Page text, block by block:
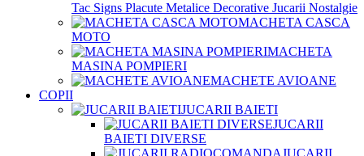
Tac Signs Placute Metalice Decorative Jucarii Nostalgie
MACHETA CASCA
MOTO
MACHETA
MASINA POMPIERI
MACHETE AVIOANE
COPII
JUCARII BAIETI
JUCARII
BAIETI DIVERSE
JUCARII